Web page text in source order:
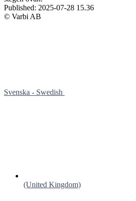
Published: 2025-07-28 15.36
© Varbi AB
Svenska - Swedish
(United Kingdom)